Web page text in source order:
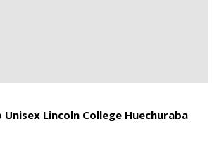
Lincoln College Huechuraba